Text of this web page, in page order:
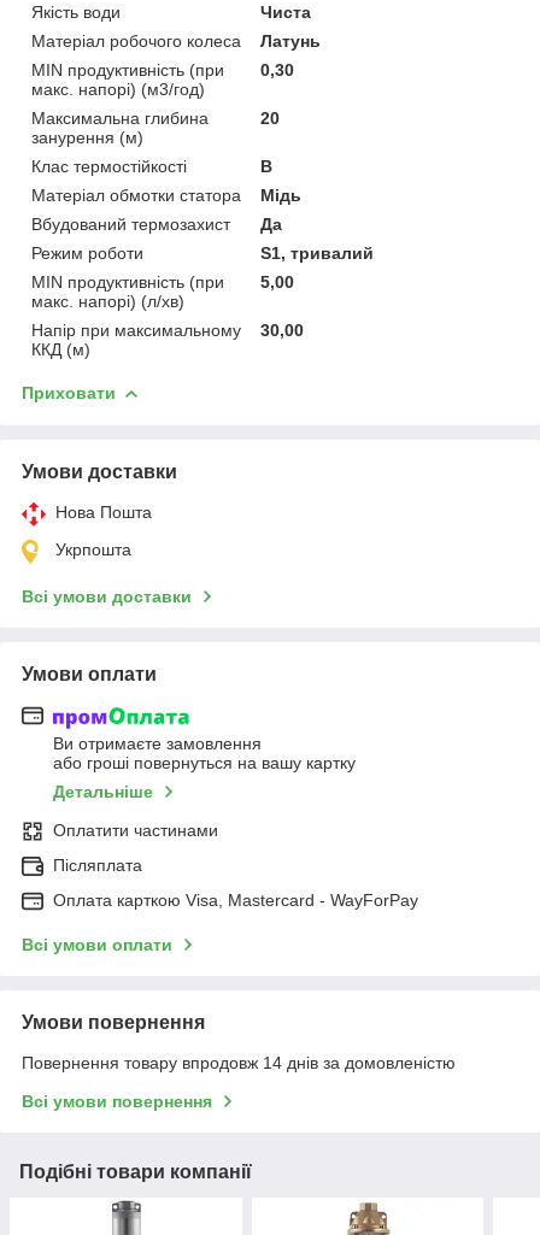
Якість води
Чиста
Матеріал робочого колеса
Латунь
MIN продуктивність (при
макс. напорі) (м3/год)
0,30
Максимальна глибина
занурення (м)
20
Клас термостійкості
B
Матеріал обмотки статора
Мідь
Вбудований термозахист
Да
Режим роботи
S1, тривалий
MIN продуктивність (при
макс. напорі) (л/хв)
5,00
Напір при максимальному
ККД (м)
30,00
Приховати
Умови доставки
Нова Пошта
Укрпошта
Всі умови доставки
Умови оплати
Ви отримаєте замовлення
або гроші повернуться на вашу картку
Детальніше
Оплатити частинами
Післяплата
Оплата карткою Visa, Mastercard - WayForPay
Всі умови оплати
Умови повернення
Повернення товару впродовж 14 днів за домовленістю
Всі умови повернення
Подібні товари компанії